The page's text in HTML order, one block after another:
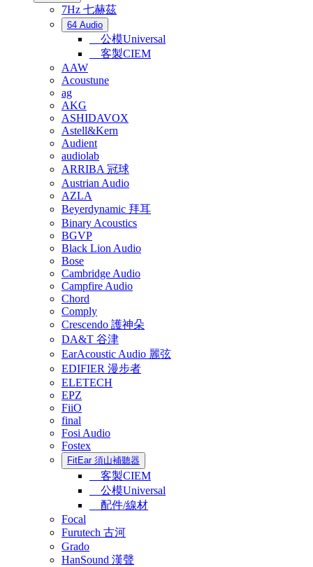
7Hz 七赫茲
64 Audio
公模Universal
客製CIEM
AAW
Acoustune
ag
AKG
ASHIDAVOX
Astell&Kern
Audient
audiolab
ARRIBA 冠球
Austrian Audio
AZLA
Beyerdynamic 拜耳
Binary Acoustics
BGVP
Black Lion Audio
Bose
Cambridge Audio
Campfire Audio
Chord
Comply
Crescendo 護神朵
DA&T 谷津
EarAcoustic Audio 麗弦
EDIFIER 漫步者
ELETECH
EPZ
FiiO
final
Fosi Audio
Fostex
FitEar 須山補聽器
客製CIEM
公模Universal
配件/線材
Focal
Furutech 古河
Grado
HanSound 漢聲